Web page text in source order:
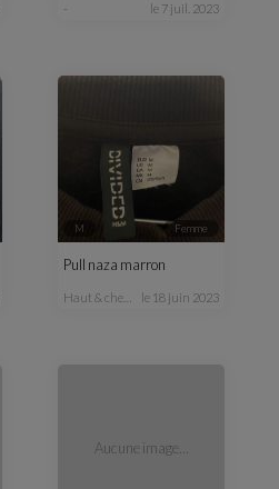
- le 7 juil. 2023
M femme
Pull naza marron
haut & chemisier le 18 juin 2023
Aucune image...